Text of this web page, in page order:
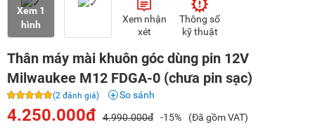
Xem 1
hình
Xem nhận
xét
Thông số
kỹ thuật
Thân máy mài khuôn góc dùng pin 12V
Milwaukee M12 FDGA-0 (chưa pin sạc)
(2 đánh giá) So sánh
4.250.000đ 4.990.000đ -15%
(Đã gồm VAT)